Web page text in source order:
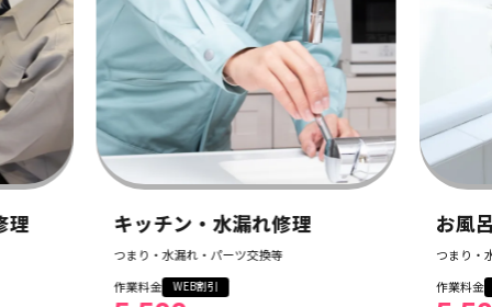
理 お風呂つまり・水漏れ修理
つまり・水漏れ・パーツ交換等
作業料金
WEB割引